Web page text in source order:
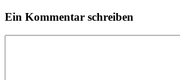
Ein Kommentar schreiben